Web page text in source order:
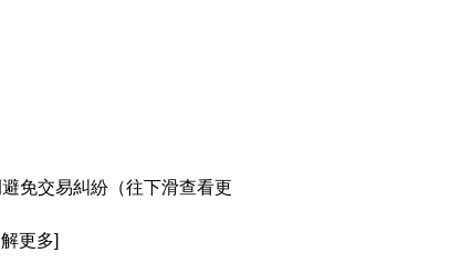
免交易糾紛（往下滑查看更
更多]